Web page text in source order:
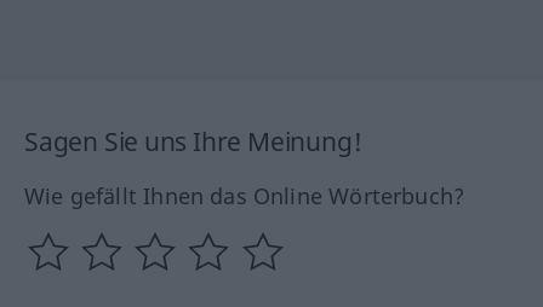
Sagen Sie uns Ihre Meinung!
Wie gefällt Ihnen das Online Wörterbuch?